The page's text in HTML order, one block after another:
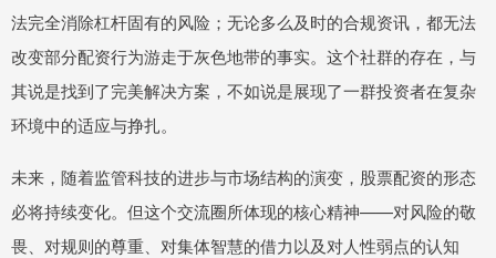
法完全消除杠杆固有的风险；无论多么及时的合规资讯，都无法
改变部分配资行为游走于灰色地带的事实。这个社群的存在，与
其说是找到了完美解决方案，不如说是展现了一群投资者在复杂
环境中的适应与挣扎。
未来，随着监管科技的进步与市场结构的演变，股票配资的形态
必将持续变化。但这个交流圈所体现的核心精神——对风险的敬
畏、对规则的尊重、对集体智慧的借力以及对人性弱点的认知